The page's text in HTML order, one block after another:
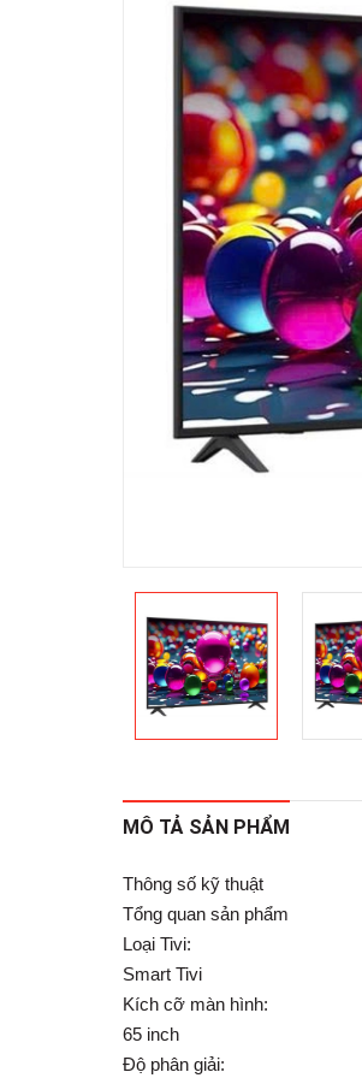
MÔ TẢ SẢN PHẨM
Thông số kỹ thuật
Tổng quan sản phẩm
Loại Tivi:
Smart Tivi
Kích cỡ màn hình:
65 inch
Độ phân giải: